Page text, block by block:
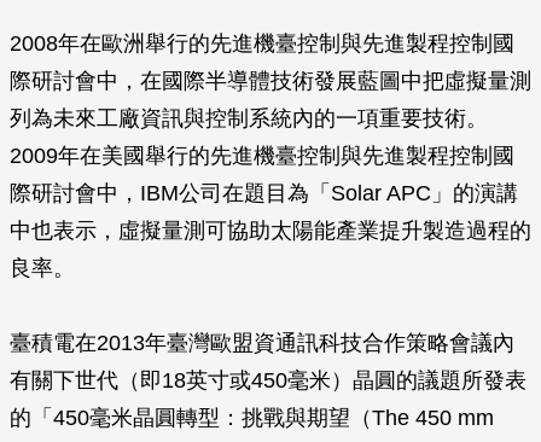
2008年在歐洲舉行的先進機臺控制與先進製程控制國
際研討會中，在國際半導體技術發展藍圖中把虛擬量測
列為未來工廠資訊與控制系統內的一項重要技術。
2009年在美國舉行的先進機臺控制與先進製程控制國
際研討會中，IBM公司在題目為「Solar APC」的演講
中也表示，虛擬量測可協助太陽能產業提升製造過程的
良率。
臺積電在2013年臺灣歐盟資通訊科技合作策略會議內
有關下世代（即18英寸或450毫米）晶圓的議題所發表
的「450毫米晶圓轉型：挑戰與期望（The 450 mm